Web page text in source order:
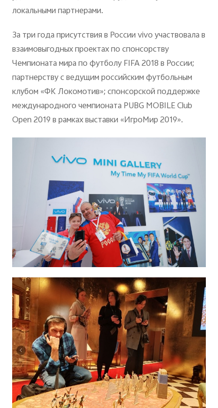
локальными партнерами.
За три года присутствия в Россииvivoучаствовалав
взаимовыгодных проектахпо спонсорству
ЧемпионатамирапофутболуFIFA 2018 в России;
партнерству сведущимроссийскимфутбольным
клубом «ФК Локомотив»; спонсорской поддержке
международногочемпионата PUBG MOBILE Club
Open 2019 в рамках выставки «ИгроМир 2019».